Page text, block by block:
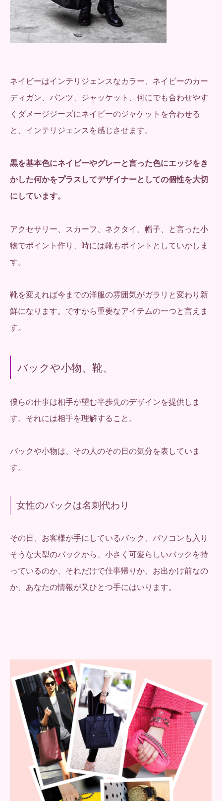
ネイビーはインテリジェンスなカラー、ネイビーのカー
ディガン、パンツ、ジャッケット、何にでも合わせやす
くダメージジーズにネイビーのジャケットを合わせる
と、インテリジェンスを感じさせます。
黒を基本色にネイビーやグレーと言った色にエッジをき
かした何かをプラスしてデザイナーとしての個性を大切
にしています。
アクセサリー、スカーフ、ネクタイ、帽子、と言った小
物でポイント作り、時には靴もポイントとしていかしま
す。
靴を変えれば今までの洋服の雰囲気がガラリと変わり新
鮮になります。ですから重要なアイテムの一つと言えま
す。
バックや小物、靴、
僕らの仕事は相手が望む半歩先のデザインを提供しま
す。それには相手を理解すること。
バックや小物は、その人のその日の気分を表していま
す。
女性のバックは名刺代わり
その日、お客様が手にしているバック、パソコンも入り
そうな大型のバックから、小さく可愛らしいバックを持
っているのか、それだけで仕事帰りか、お出かけ前なの
か、あなたの情報が又ひとつ手にはいります。